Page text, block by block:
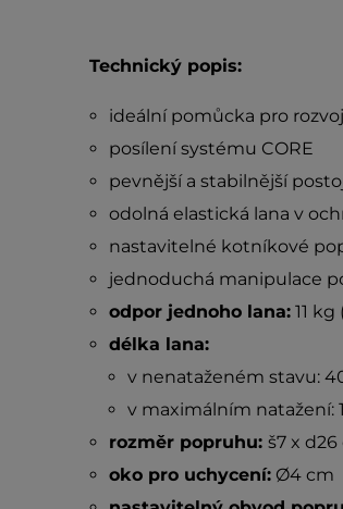
Technický popis:
ideální pomůcka pro
posílení systému CORE
pevnější a stabilnější
odolná elastická lana v
nastavitelné kotníkové
jednoduchá manipulace
odpor jednoho lana:11 kg
délka lana:
v nenataženém stavu:
v maximálním natažení:
rozměr popruhu: š7 x d26
oko pro uchycení:Ø4 cm